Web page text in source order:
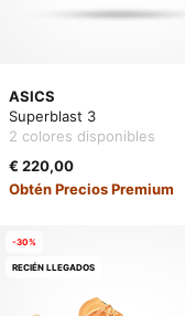
ASICS
Superblast 3
2 colores disponibles
€ 220,00
Obtén Precios Premium
-30%
RECIÉN LLEGADOS